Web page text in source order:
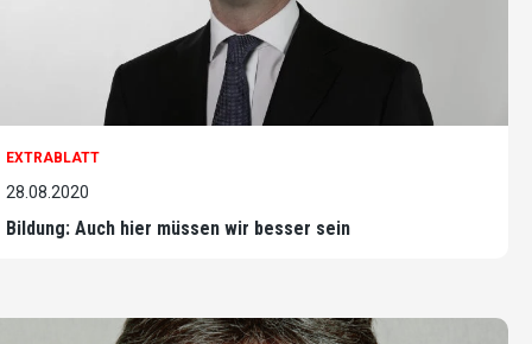
EXTRABLATT
28.08.2020
Bildung: Auch hier müssen wir besser sein